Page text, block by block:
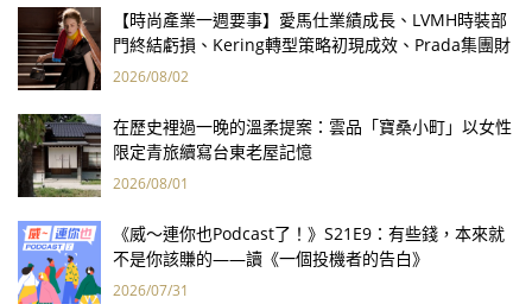
【時尚產業一週要事】愛馬仕業績成長、LVMH時裝部
門終結虧損、Kering轉型策略初現成效、Prada集團財
報亮眼
2026/08/02
在歷史裡過一晚的溫柔提案：雲品「寶桑小町」以女性
限定青旅續寫台東老屋記憶
2026/08/01
《威～連你也Podcast了！》S21E9：有些錢，本來就
不是你該賺的——讀《一個投機者的告白》
2026/07/31